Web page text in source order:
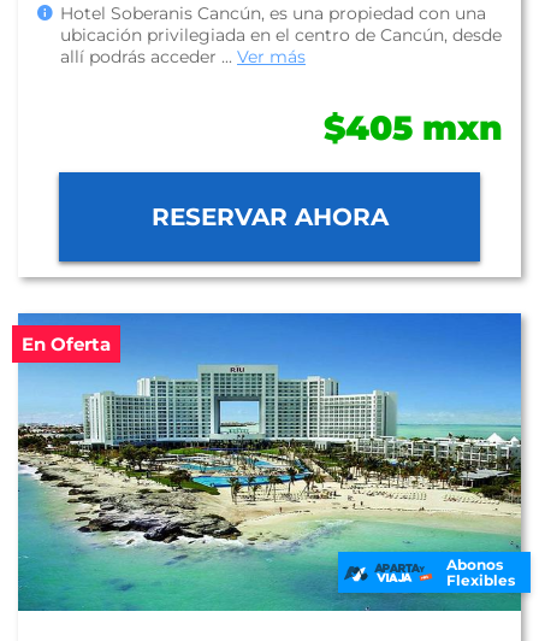
Hotel Soberanis Cancún, es una propiedad con una
ubicación privilegiada en el centro de Cancún, desde
allí podrás acceder ... Ver más
$405 mxn
RESERVAR AHORA
En Oferta
Abonos
Flexibles